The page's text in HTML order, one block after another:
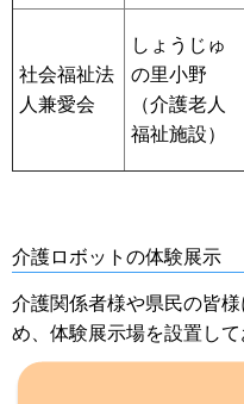
社会福祉法
人兼愛会
しょうじゅ
の里小野
（介護老人
福祉施設）
介護ロボットの体験展示
介護関係者様や県民の皆
め、体験展示場を設置して